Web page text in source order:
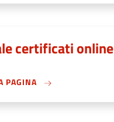
certificati online
PAGINA